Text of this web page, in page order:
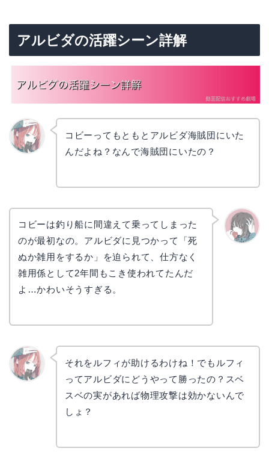
アルビダの活躍シーン詳解
コビーってもともとアルビダ海賊団にいた
んだよね？なんで海賊団にいたの？
コビーは釣り船に間違えて乗ってしまった
のが最初なの。アルビダに見つかって「死
ぬか雑用をするか」を迫られて、仕方なく
雑用係として2年間もこき使われてたんだ
よ…かわいそうすぎる。
それをルフィが助けるわけね！でもルフィ
ってアルビダにどうやって勝ったの？スベ
スベの実があれば物理攻撃は効かないんで
しょ？